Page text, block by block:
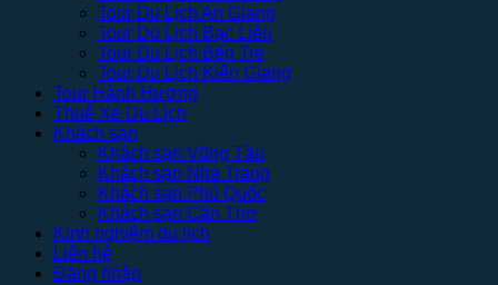
Tour Du Lịch An Giang
Tour Du Lịch Bạc Liêu
Tour Du Lịch Bến Tre
Tour Du Lịch Kiên Giang
Tour Hành Hương
Thuê Xe Du Lịch
Khách sạn
Khách sạn Vũng Tàu
Khách sạn Nha Trang
Khách sạn Phú Quốc
Khách sạn Cần Thơ
Kinh nghiệm du lịch
Liên hệ
Đăng nhập